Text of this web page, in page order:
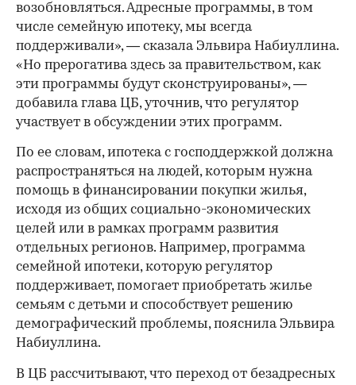
возобновляться. Адресные программы, в том
числе семейную ипотеку, мы всегда
поддерживали», — сказала Эльвира Набиуллина.
«Но прерогатива здесь за правительством, как
эти программы будут сконструированы», —
добавила глава ЦБ, уточнив, что регулятор
участвует в обсуждении этих программ.
По ее словам, ипотека с господдержкой должна
распространяться на людей, которым нужна
помощь в финансировании покупки жилья,
исходя из общих социально-экономических
целей или в рамках программ развития
отдельных регионов. Например, программа
семейной ипотеки, которую регулятор
поддерживает, помогает приобретать жилье
семьям с детьми и способствует решению
демографический проблемы, пояснила Эльвира
Набиуллина.
В ЦБ рассчитывают, что переход от безадресных